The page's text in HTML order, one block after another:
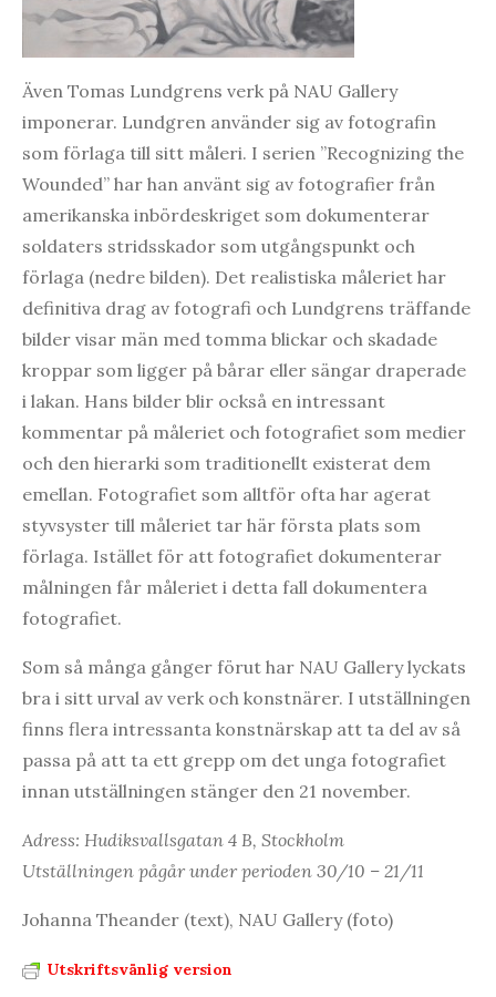
Även Tomas Lundgrens verk på NAU Gallery
imponerar. Lundgren använder sig av fotografin
som förlaga till sitt måleri. I serien ”Recognizing the
Wounded” har han använt sig av fotografier från
amerikanska inbördeskriget som dokumenterar
soldaters stridsskador som utgångspunkt och
förlaga (nedre bilden). Det realistiska måleriet har
definitiva drag av fotografi och Lundgrens träffande
bilder visar män med tomma blickar och skadade
kroppar som ligger på bårar eller sängar draperade
i lakan. Hans bilder blir också en intressant
kommentar på måleriet och fotografiet som medier
och den hierarki som traditionellt existerat dem
emellan. Fotografiet som alltför ofta har agerat
styvsyster till måleriet tar här första plats som
förlaga. Istället för att fotografiet dokumenterar
målningen får måleriet i detta fall dokumentera
fotografiet.
Som så många gånger förut har NAU Gallery lyckats
bra i sitt urval av verk och konstnärer. I utställningen
finns flera intressanta konstnärskap att ta del av så
passa på att ta ett grepp om det unga fotografiet
innan utställningen stänger den 21 november.
Adress: Hudiksvallsgatan 4 B, Stockholm
Utställningen pågår under perioden 30/10 – 21/11
Johanna Theander (text), NAU Gallery (foto)
Utskriftsvänlig version